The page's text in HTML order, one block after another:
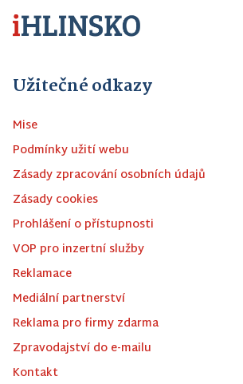
Užitečné odkazy
Mise
Podmínky užití webu
Zásady zpracování osobních údajů
Zásady cookies
Prohlášení o přístupnosti
VOP pro inzertní služby
Reklamace
Mediální partnerství
Reklama pro firmy zdarma
Zpravodajství do e-mailu
Kontakt